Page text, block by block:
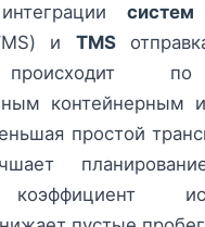
систем
и TMS
происходит
контейнерным
простой